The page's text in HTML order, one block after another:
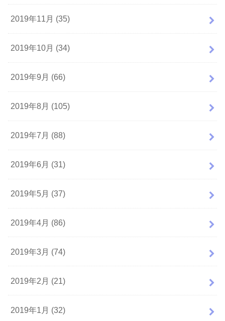
2019年11月 (35)
2019年10月 (34)
2019年9月 (66)
2019年8月 (105)
2019年7月 (88)
2019年6月 (31)
2019年5月 (37)
2019年4月 (86)
2019年3月 (74)
2019年2月 (21)
2019年1月 (32)